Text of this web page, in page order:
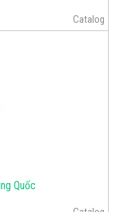
Catalog
Quốc